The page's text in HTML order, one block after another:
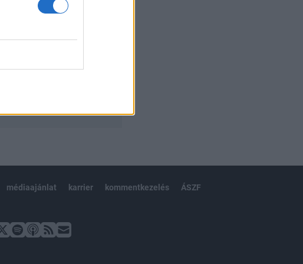
médiaajánlat karrier kommentkezelés ÁSZF